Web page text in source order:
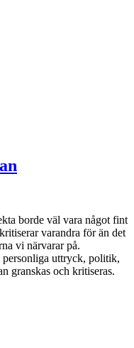
borde väl vara något fint
varandra för än det
vi närvarar på.
uttryck, politik,
granskas och kritiseras.